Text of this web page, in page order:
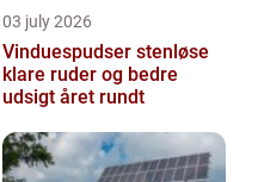
03 july 2026
Vinduespudser stenløse
klare ruder og bedre
udsigt året rundt